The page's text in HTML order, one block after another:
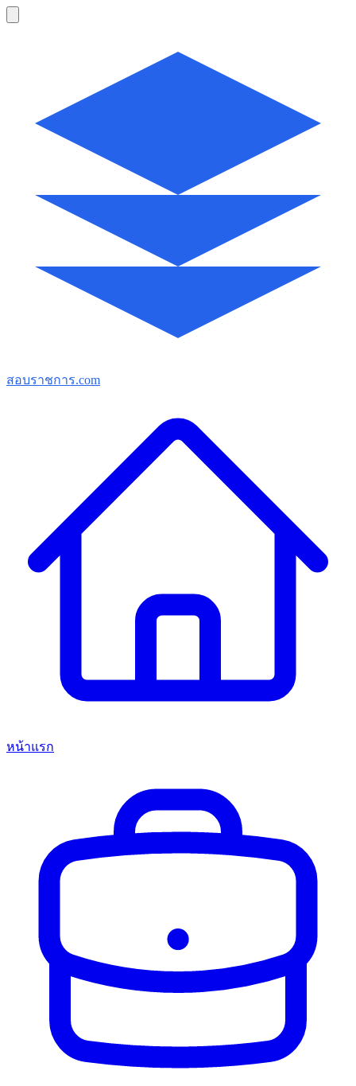
สอบราชการ.com
หน้าแรก